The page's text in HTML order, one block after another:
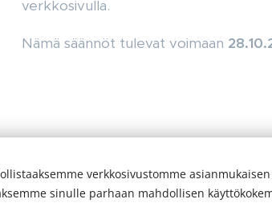
verkkosivulla.
Nämä säännöt tulevat voimaan
©
verkkosivustomme
sinulle parhaan mahdollisen